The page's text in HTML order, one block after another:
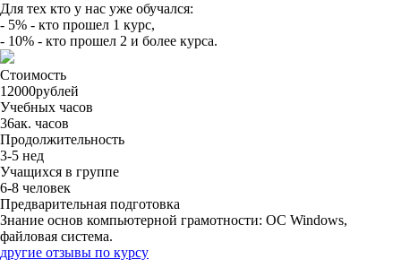
Для тех кто у нас уже обучался:
- 5% - кто прошел 1 курс,
- 10% - кто прошел 2 и более курса.
Стоимость
12000рублей
Учебных часов
36ак. часов
Продолжительность
3-5 нед
Учащихся в группе
6-8 человек
Предварительная подготовка
Знание основ компьютерной грамотности: OC Windows,
файловая система.
другие отзывы по курсу